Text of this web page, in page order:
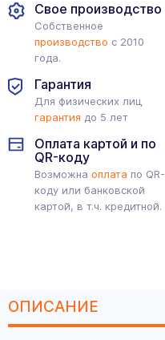
Свое производство
Собственное
производство с 2010
года.
Гарантия
Для физических лиц
гарантия до 5 лет
Оплата картой и по
QR-коду
Возможна оплата по QR-
коду или банковской
картой, в т.ч. кредитной.
ОПИСАНИЕ